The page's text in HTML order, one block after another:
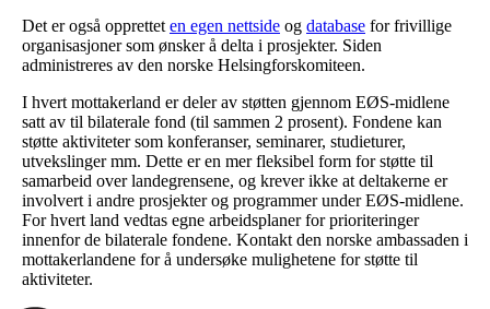
Det er også opprettet en egen nettside og database for frivillige
organisasjoner som ønsker å delta i prosjekter. Siden
administreres av den norske Helsingforskomiteen.
I hvert mottakerland er deler av støtten gjennom EØS-midlene
satt av til bilaterale fond (til sammen 2 prosent). Fondene kan
støtte aktiviteter som konferanser, seminarer, studieturer,
utvekslinger mm. Dette er en mer fleksibel form for støtte til
samarbeid over landegrensene, og krever ikke at deltakerne er
involvert i andre prosjekter og programmer under EØS-midlene.
For hvert land vedtas egne arbeidsplaner for prioriteringer
innenfor de bilaterale fondene. Kontakt den norske ambassaden i
mottakerlandene for å undersøke mulighetene for støtte til
aktiviteter.